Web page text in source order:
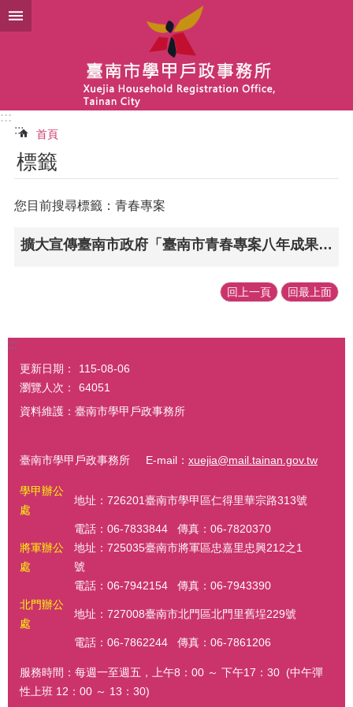
跳到主要內容區塊
:::
:::
首頁
標籤
您目前搜尋標籤：青春專案
擴大宣傳臺南市政府「臺南市青春專案八年成果專輯─舞動青春 活動臺南」電子書供民眾下載閱覽
回上一頁 回最上面
:::
更新日期：
115-08-06
瀏覽人次：
64051
資料維護：臺南市學甲戶政事務所
臺南市學甲戶政事務所 E-mail： xuejia@mail.tainan.gov.tw
學甲辦公
處
地址：726201臺南市學甲區仁得里華宗路313號
電話：06-7833844 傳真：06-7820370
將軍辦公
處
地址：725035臺南市將軍區忠嘉里忠興212之1
號
電話：06-7942154 傳真：06-7943390
北門辦公
處
地址：727008臺南市北門區北門里舊埕229號
電話：06-7862244 傳真：06-7861206
服務時間：每週一至週五，上午8：00 ～ 下午17：30 (中午彈
性上班 12：00 ～ 13：30)